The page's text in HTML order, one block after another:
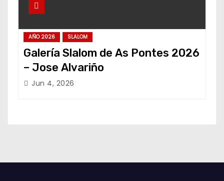
AÑO 2026 SLALOM
Galería Slalom de As Pontes 2026
– Jose Alvariño
Jun 4, 2026